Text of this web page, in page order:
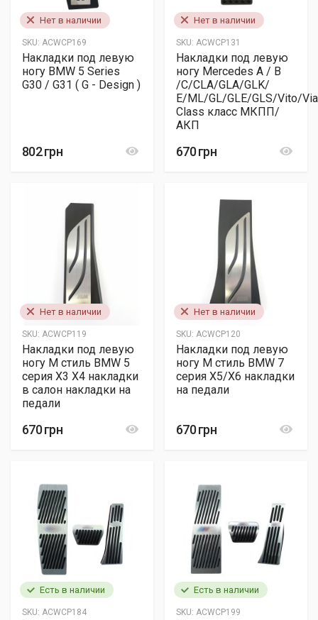
Нет в наличии
SKU: ACWCP169
Накладки под левую
ногу BMW 5 Series
G30 / G31 ( G - Design )
802 грн
Нет в наличии
SKU: ACWCP131
Накладки под левую
ногу Mercedes A / B
/C/CLA/GLA/GLK/
E/ML/GL/GLE/GLS/Vito/
Class класс МКПП/
АКП
670 грн
Нет в наличии
SKU: ACWCP119
Накладки под левую
ногу М стиль BMW 5
серия X3 X4 накладки
в салон накладки на
педали
670 грн
Нет в наличии
SKU: ACWCP120
Накладки под левую
ногу М стиль BMW 7
серия X5/X6 накладки
на педали
670 грн
Есть в наличии
SKU: ACWCP184
Есть в наличии
SKU: ACWCP199